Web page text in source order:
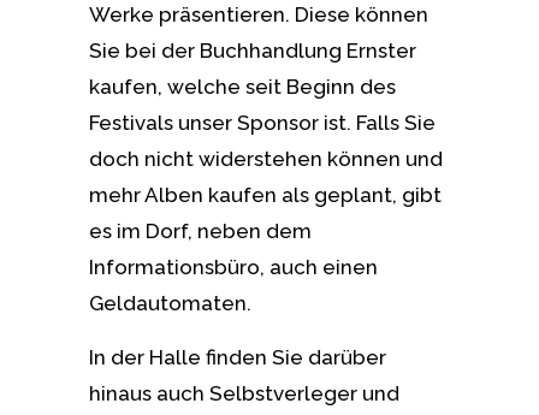
Werke präsentieren. Diese können
Sie bei der Buchhandlung Ernster
kaufen, welche seit Beginn des
Festivals unser Sponsor ist. Falls Sie
doch nicht widerstehen können und
mehr Alben kaufen als geplant, gibt
es im Dorf, neben dem
Informationsbüro, auch einen
Geldautomaten.
In der Halle finden Sie darüber
hinaus auch Selbstverleger und